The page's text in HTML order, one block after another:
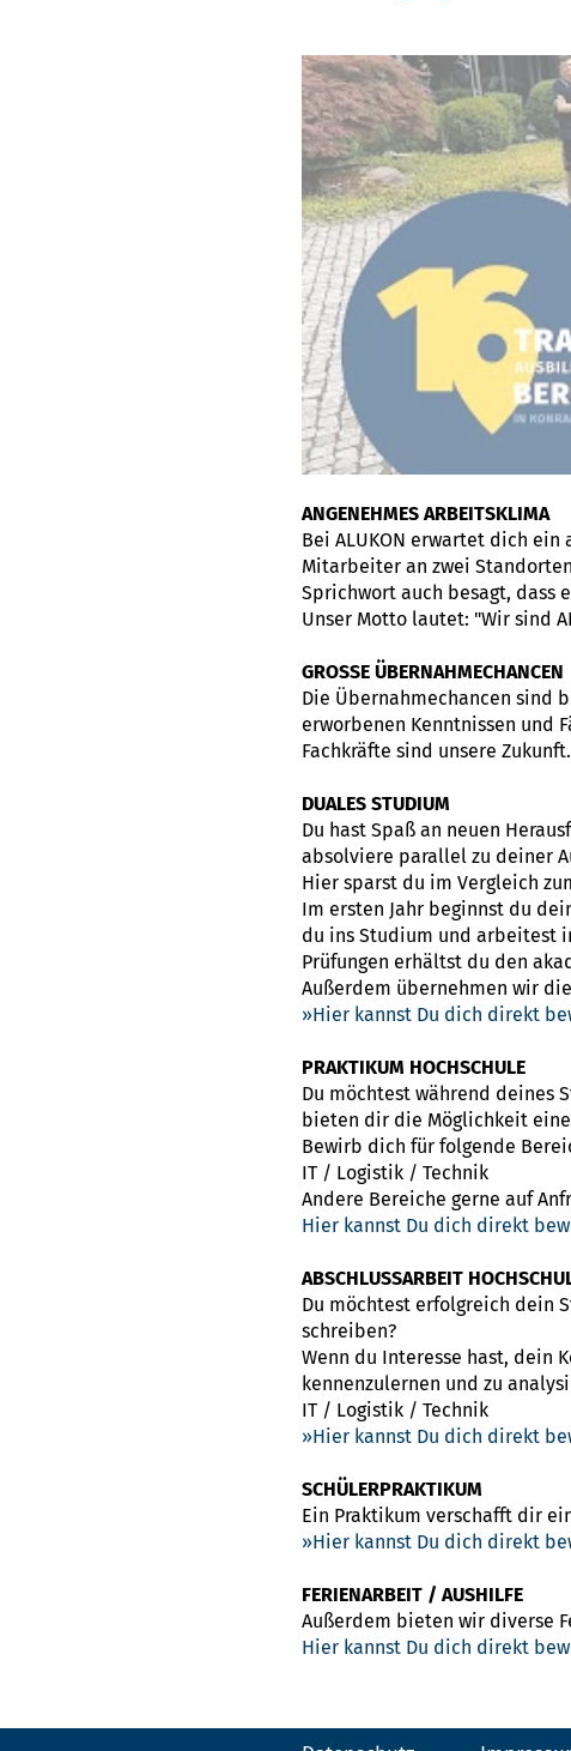
ANGENEHMES ARBEITSKLIMA
Bei ALUKON erwartet dich
Mitarbeiter an zwei
Sprichwort auch besagt, dass
Unser Motto lautet: "Wir sind
GROSSE ÜBERNAHMECHANCEN
Die Übernahmechancen sind
erworbenen Kenntnissen und
Fachkräfte sind unsere
DUALES STUDIUM
Du hast Spaß an neuen
absolviere parallel zu deiner
Hier sparst du im Vergleich
Im ersten Jahr beginnst du
du ins Studium und arbeitest
Prüfungen erhältst du den
Außerdem übernehmen wir
Hier kannst Du dich direkt
PRAKTIKUM HOCHSCHULE
Du möchtest während deines
bieten dir die Möglichkeit
Bewirb dich für folgende
IT / Logistik / Technik
Andere Bereiche gerne auf
Hier kannst Du dich direkt
ABSCHLUSSARBEIT
Du möchtest erfolgreich dein
schreiben?
Wenn du Interesse hast, dein
kennenzulernen und zu
IT / Logistik / Technik
Hier kannst Du dich direkt
SCHÜLERPRAKTIKUM
Ein Praktikum verschafft dir
Hier kannst Du dich direkt
FERIENARBEIT / AUSHILFE
Außerdem bieten wir diverse
Hier kannst Du dich direkt